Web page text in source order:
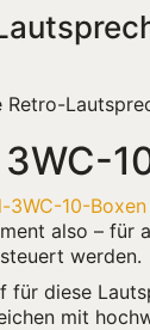
3WC-10-Boxen
also – für
werden.
für diese
mit